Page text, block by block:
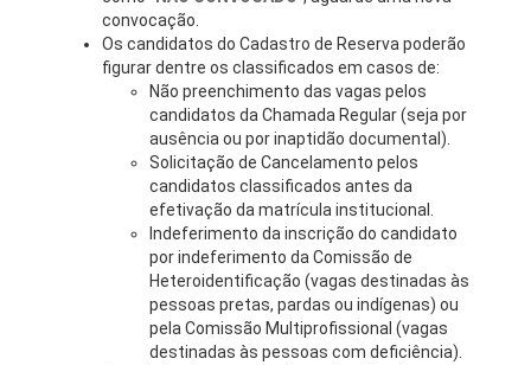
convocação.
Os candidatos do Cadastro de Reserva poderão
figurar dentre os classificados em casos de:
Não preenchimento das vagas pelos
candidatos da Chamada Regular (seja por
ausência ou por inaptidão documental).
Solicitação de Cancelamento pelos
candidatos classificados antes da
efetivação da matrícula institucional.
Indeferimento da inscrição do candidato
por indeferimento da Comissão de
Heteroidentificação (vagas destinadas às
pessoas pretas, pardas ou indígenas) ou
pela Comissão Multiprofissional (vagas
destinadas às pessoas com deficiência).